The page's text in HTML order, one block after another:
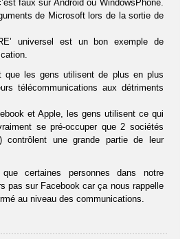
faux sur Android ou WindowsPhone.
de Microsoft lors de la sortie de
universel est un bon exemple de
que les gens utilisent de plus en plus
télécommunications aux détriments
et Apple, les gens utilisent ce qui
se pré-occuper que 2 sociétés
contrôlent une grande partie de leur
certaines personnes dans notre
pas sur Facebook car ça nous rappelle
au niveau des communications.